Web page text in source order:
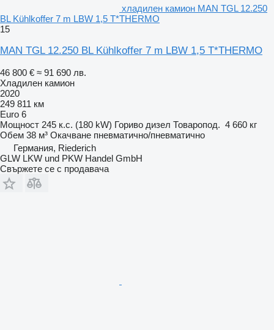
хладилен камион MAN TGL 12.250
BL Kühlkoffer 7 m LBW 1,5 T*THERMO
15
MAN TGL 12.250 BL Kühlkoffer 7 m LBW 1,5 T*THERMO
46 800 € ≈ 91 690 лв.
Хладилен камион
2020
249 811 км
Euro 6
Мощност 245 к.с. (180 kW) Гориво дизел Товаропод. 4 660 кг
Обем 38 м³ Окачване пневматично/пневматично
Германия, Riederich
GLW LKW und PKW Handel GmbH
Свържете се с продавача